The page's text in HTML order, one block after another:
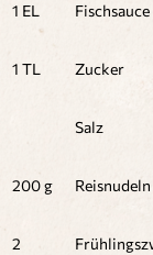
1 EL Fischsauce
1 TL Zucker
Salz
200 g Reisnudeln
2